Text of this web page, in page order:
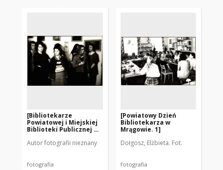
[Bibliotekarze
Powiatowej i Miejskiej
Biblioteki Publicznej w
Autor fotografii nieznany
fotografia
[Powiatowy Dzień
Bibliotekarza w
Mrągowie. 1]
Dołgosz, Elżbieta. Fot.
fotografia